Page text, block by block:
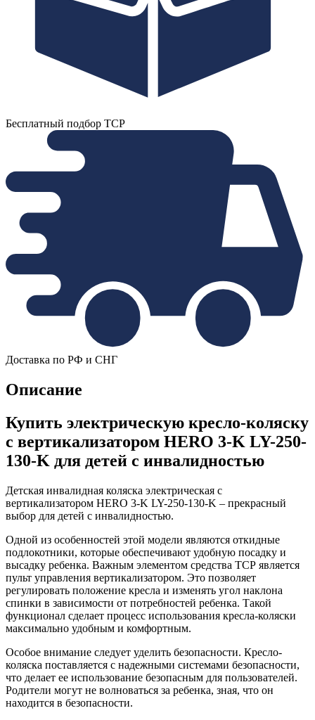
Бесплатный подбор ТСР
Доставка по РФ и СНГ
Описание
Купить электрическую кресло-коляску
с вертикализатором HERO 3-K LY-250-
130-K для детей с инвалидностью
Детская инвалидная коляска электрическая с
вертикализатором HERO 3-K LY-250-130-K – прекрасный
выбор для детей с инвалидностью.
Одной из особенностей этой модели являются откидные
подлокотники, которые обеспечивают удобную посадку и
высадку ребенка. Важным элементом средства ТСР является
пульт управления вертикализатором. Это позволяет
регулировать положение кресла и изменять угол наклона
спинки в зависимости от потребностей ребенка. Такой
функционал сделает процесс использования кресла-коляски
максимально удобным и комфортным.
Особое внимание следует уделить безопасности. Кресло-
коляска поставляется с надежными системами безопасности,
что делает ее использование безопасным для пользователей.
Родители могут не волноваться за ребенка, зная, что он
находится в безопасности.